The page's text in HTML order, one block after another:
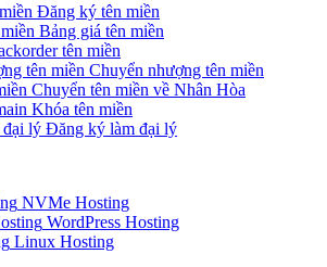
Đăng ký tên miền
Bảng giá tên miền
tên miền
Chuyển nhượng tên miền
Chuyển tên miền về Nhân Hòa
Khóa tên miền
Đăng ký làm đại lý
NVMe Hosting
WordPress Hosting
Linux Hosting